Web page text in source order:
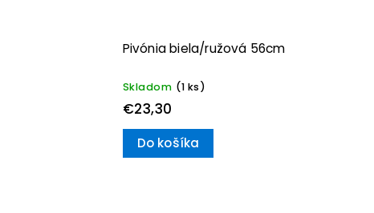
Pivónia biela/ružová 56cm
Skladom (1 ks)
€23,30
Do košíka